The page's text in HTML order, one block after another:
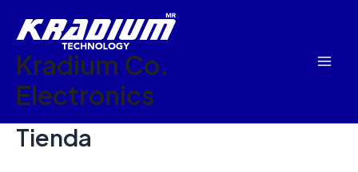
contenido
Kradium Co.
Electronics
Tienda